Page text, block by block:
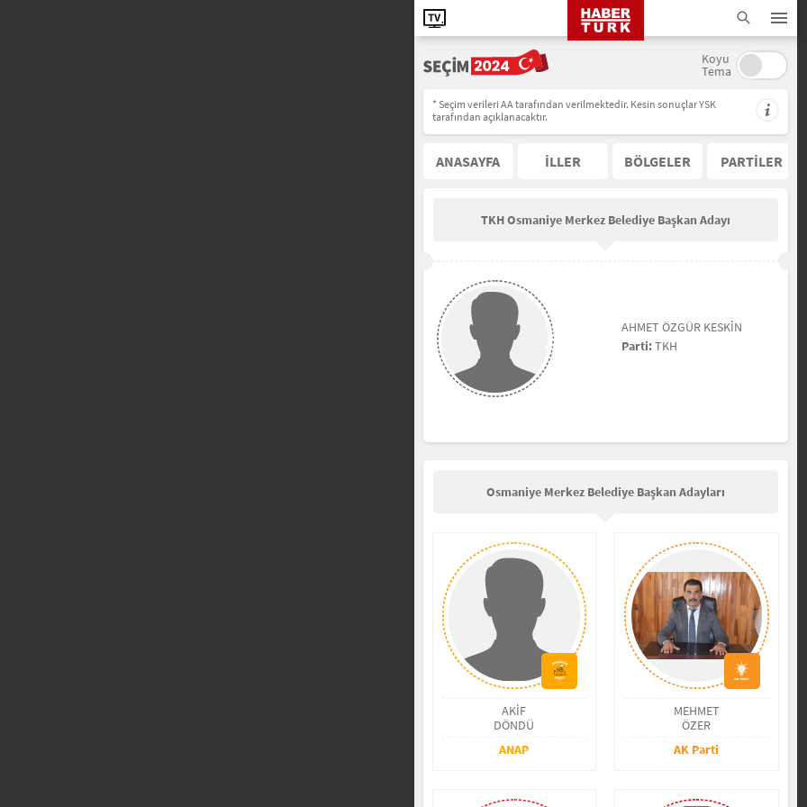
Koyu
Tema
* Seçim verileri AA tarafından verilmektedir. Kesin sonuçlar YSK
tarafından açıklanacaktır.
ANASAYFA İLLER BÖLGELER PARTİLER
TKH Osmaniye Merkez Belediye Başkan Adayı
AHMET ÖZGÜR KESKİN
Parti:TKH
Osmaniye Merkez Belediye Başkan Adayları
AKİF
DÖNDÜ
ANAP
MEHMET
ÖZER
AK Parti